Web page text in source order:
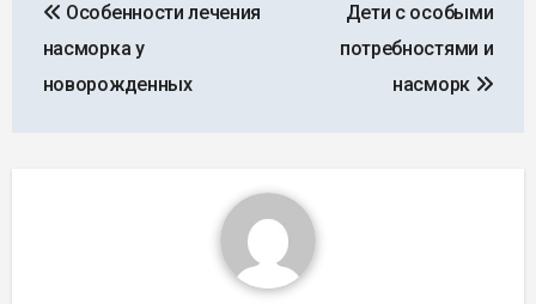
по
записям
Особенности лечения
насморка у
новорожденных
Дети с особыми
потребностями и
насморк